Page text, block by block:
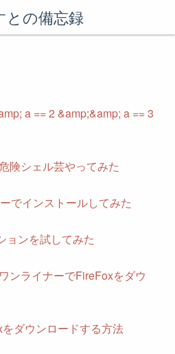
との備忘録
a == 2 &amp;&amp; a == 3
険シェル芸やってみた
でインストールしてみた
ョンを試してみた
ンライナーでFireFoxをダウ
ダウンロードする方法